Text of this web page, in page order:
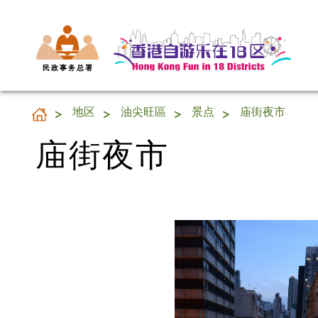
民 政 事 务 总 署
庙街夜市
地区 油尖旺區 景点 庙街夜市
庙街夜市